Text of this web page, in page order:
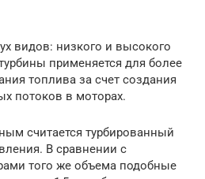
видов: низкого и высокого
применяется для более
топлива за счет создания
потоков в моторах.
считается турбированный
В сравнении с
того же объема подобные